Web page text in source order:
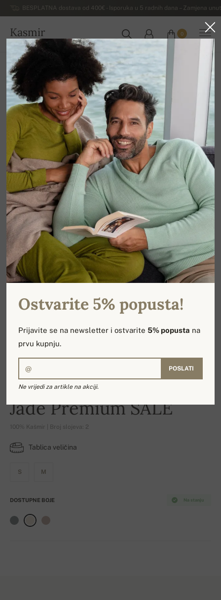
BESPLATNA dostava od 400€ - Isporuka u 5 radnih dana – Zamjena
Kasmir
HRVATSKA
0
Kuća
-21%
Jade Premium SALE
100% Kašmir | Broj slojeva: 2
Tablica veličina
S M
Na stanju
DOSTUPNE BOJE
Ostvarite 5% popusta!
Prijavite se na newsletter i ostvarite5% popusta na
prvu kupnju.
POSLATI
Ne vrijedi za artikle na akciji.